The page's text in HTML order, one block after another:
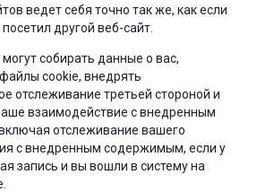
ведет себя точно так же, как если
другой веб-сайт.
собирать данные о вас,
cookie, внедрять
отслеживание третьей стороной и
взаимодействие с внедренным
отслеживание вашего
с внедренным содержимым, если у
запись и вы вошли в систему на